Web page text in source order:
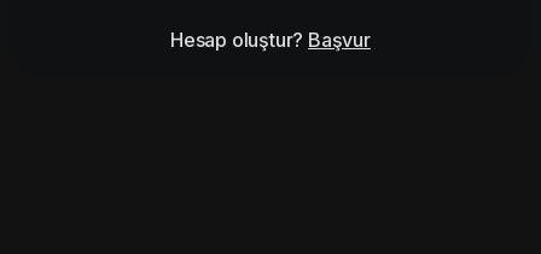
Hesap oluştur? Başvur